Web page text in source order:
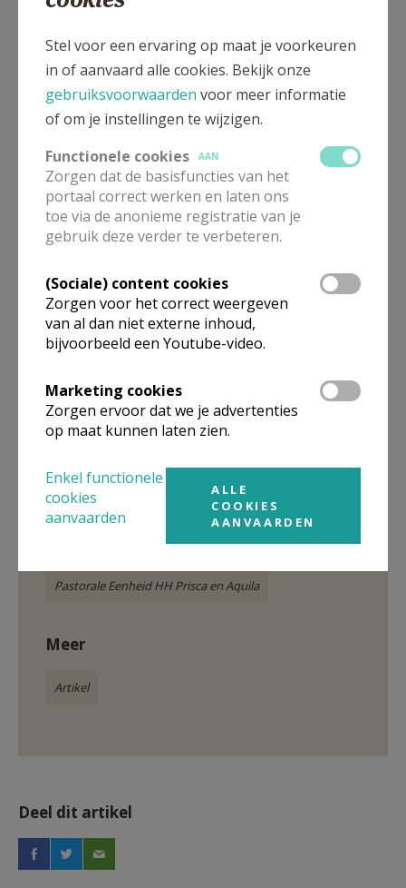
Gepubliceerd door
Pastorale Eenheid HH Prisca en Aquila
Meer
Artikel
Deel dit artikel
Stel voor een ervaring op maat je voorkeuren
in of aanvaard alle cookies. Bekijk onze
gebruiksvoorwaarden voor meer informatie
of om je instellingen te wijzigen.
Functionele cookies
AAN
Zorgen dat de basisfuncties van het
portaal correct werken en laten ons
toe via de anonieme registratie van je
gebruik deze verder te verbeteren.
(Sociale) content cookies
Zorgen voor het correct weergeven
van al dan niet externe inhoud,
bijvoorbeeld een Youtube-video.
Marketing cookies
Zorgen ervoor dat we je advertenties
op maat kunnen laten zien.
Enkel functionele
cookies
aanvaarden
ALLE
COOKIES
AANVAARDEN